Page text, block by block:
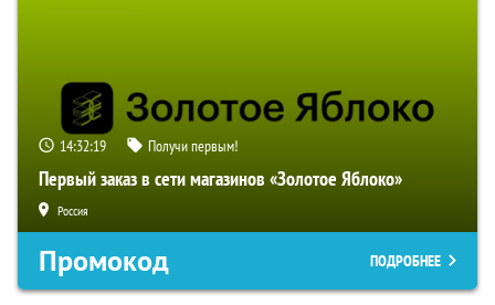
14:32:18 Получи первым!
Первый заказ в сети магазинов «Золотое Яблоко»
Россия
Промокод ПОДРОБНЕЕ